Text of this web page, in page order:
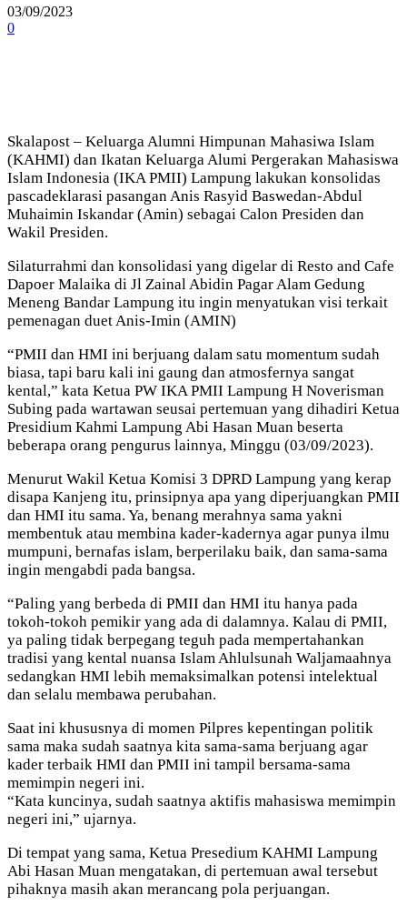
03/09/2023
0
Skalapost – Keluarga Alumni Himpunan Mahasiwa Islam
(KAHMI) dan Ikatan Keluarga Alumi Pergerakan Mahasiswa
Islam Indonesia (IKA PMII) Lampung lakukan konsolidas
pascadeklarasi pasangan Anis Rasyid Baswedan-Abdul
Muhaimin Iskandar (Amin) sebagai Calon Presiden dan
Wakil Presiden.
Silaturrahmi dan konsolidasi yang digelar di Resto and Cafe
Dapoer Malaika di Jl Zainal Abidin Pagar Alam Gedung
Meneng Bandar Lampung itu ingin menyatukan visi terkait
pemenagan duet Anis-Imin (AMIN)
“PMII dan HMI ini berjuang dalam satu momentum sudah
biasa, tapi baru kali ini gaung dan atmosfernya sangat
kental,” kata Ketua PW IKA PMII Lampung H Noverisman
Subing pada wartawan seusai pertemuan yang dihadiri Ketua
Presidium Kahmi Lampung Abi Hasan Muan beserta
beberapa orang pengurus lainnya, Minggu (03/09/2023).
Menurut Wakil Ketua Komisi 3 DPRD Lampung yang kerap
disapa Kanjeng itu, prinsipnya apa yang diperjuangkan PMII
dan HMI itu sama. Ya, benang merahnya sama yakni
membentuk atau membina kader-kadernya agar punya ilmu
mumpuni, bernafas islam, berperilaku baik, dan sama-sama
ingin mengabdi pada bangsa.
“Paling yang berbeda di PMII dan HMI itu hanya pada
tokoh-tokoh pemikir yang ada di dalamnya. Kalau di PMII,
ya paling tidak berpegang teguh pada mempertahankan
tradisi yang kental nuansa Islam Ahlulsunah Waljamaahnya
sedangkan HMI lebih memaksimalkan potensi intelektual
dan selalu membawa perubahan.
Saat ini khususnya di momen Pilpres kepentingan politik
sama maka sudah saatnya kita sama-sama berjuang agar
kader terbaik HMI dan PMII ini tampil bersama-sama
memimpin negeri ini.
“Kata kuncinya, sudah saatnya aktifis mahasiswa memimpin
negeri ini,” ujarnya.
Di tempat yang sama, Ketua Presedium KAHMI Lampung
Abi Hasan Muan mengatakan, di pertemuan awal tersebut
pihaknya masih akan merancang pola perjuangan.